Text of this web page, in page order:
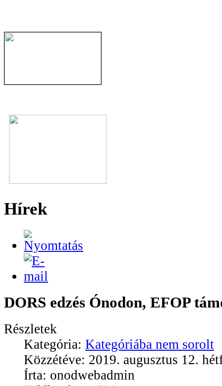
Hírek
DORS edzés Ónodon, EFOP
Részletek
Kategória: Kategóriába nem sorolt
Közzétéve: 2019. augusztus 12.
Írta: onodwebadmin